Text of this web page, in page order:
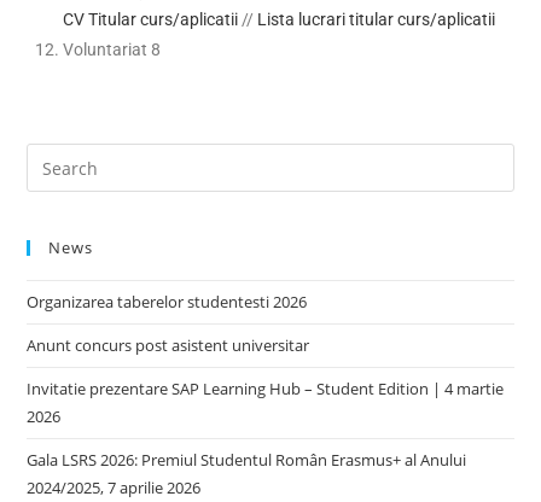
CV Titular curs/aplicatii // Lista lucrari titular curs/aplicatii
Voluntariat 8
News
Organizarea taberelor studentesti 2026
Anunt concurs post asistent universitar
Invitatie prezentare SAP Learning Hub – Student Edition | 4 martie
2026
Gala LSRS 2026: Premiul Studentul Român Erasmus+ al Anului
2024/2025, 7 aprilie 2026